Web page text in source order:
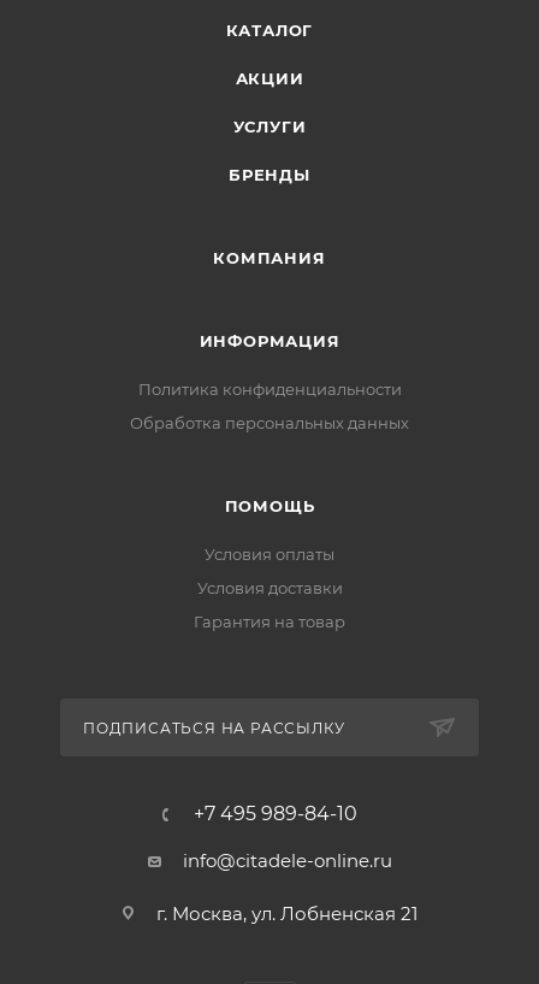
КАТАЛОГ
АКЦИИ
УСЛУГИ
БРЕНДЫ
КОМПАНИЯ
ИНФОРМАЦИЯ
Политика конфиденциальности
Обработка персональных данных
ПОМОЩЬ
Условия оплаты
Условия доставки
Гарантия на товар
ПОДПИСАТЬСЯ НА РАССЫЛКУ
+7 495 989-84-10
info@citadele-online.ru
г. Москва, ул. Лобненская 21